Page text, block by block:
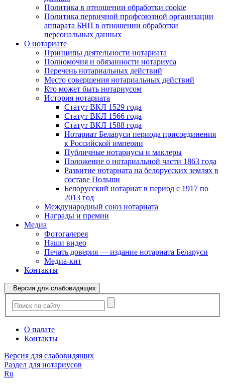
Политика в отношении обработки cookie
Политика первичной профсоюзной организации
аппарата БНП в отношении обработки
персональных данных
О нотариате
Принципы деятельности нотариата
Полномочия и обязанности нотариуса
Перечень нотариальных действий
Место совершения нотариальных действий
Кто может быть нотариусом
История нотариата
Статут ВКЛ 1529 года
Статут ВКЛ 1566 года
Статут ВКЛ 1588 года
Нотариат Беларуси периода присоединения
к Российской империи
Публичные нотариусы и маклеры
Положение о нотариальной части 1863 года
Развитие нотариата на белорусских землях в
составе Польши
Белорусский нотариат в период с 1917 по
2013 год
Международный союз нотариата
Награды и премии
Медиа
Фотогалерея
Наши видео
Печать доверия — издание нотариата Беларуси
Медиа-кит
Контакты
Версия для слабовидящих
О палате
Контакты
Версия для слабовидящих
Раздел для нотариусов
Ru